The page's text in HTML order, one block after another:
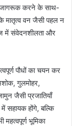
जागरूक करने के साथ-
मातृत्व वन जैसी पहल न
में संवेदनशीलता और
पौधों का चयन कर
गुलमोहर,
जैसी प्रजातियाँ
सहायक होंगे, बल्कि
महत्वपूर्ण भूमिका